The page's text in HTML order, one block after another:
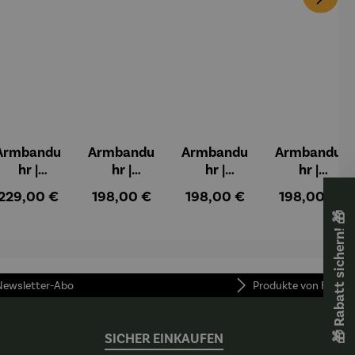
hr |
zeitlos
asser
Preis:
€
Armbandu
hr |
rtel von
Regulärer Preis:
198,00 €
Armbandu
hr |
Monets
Regulärer Preis:
198,00 €
Armbandu
hr |
Klimt –
Lebensbau
Regulärer
198,00 €
Abo Produkte von FUNKE
SICHER EINKAUFEN 🎁 Rabatt sichern! 🎁